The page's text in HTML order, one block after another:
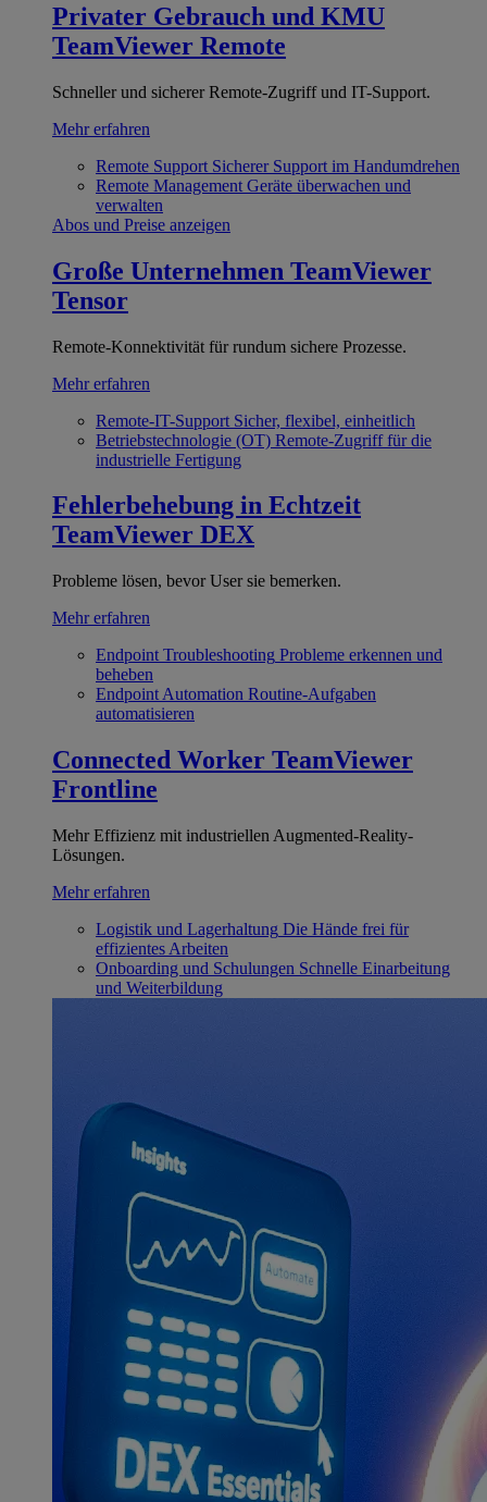
Privater Gebrauch und KMU
TeamViewer Remote
Schneller und sicherer Remote-Zugriff und IT-Support.
Mehr erfahren
Remote Support Sicherer Support im Handumdrehen
Remote Management Geräte überwachen und
verwalten
Abos und Preise anzeigen
Große Unternehmen TeamViewer
Tensor
Remote-Konnektivität für rundum sichere Prozesse.
Mehr erfahren
Remote-IT-Support Sicher, flexibel, einheitlich
Betriebstechnologie (OT) Remote-Zugriff für die
industrielle Fertigung
Fehlerbehebung in Echtzeit
TeamViewer DEX
Probleme lösen, bevor User sie bemerken.
Mehr erfahren
Endpoint Troubleshooting Probleme erkennen und
beheben
Endpoint Automation Routine-Aufgaben
automatisieren
Connected Worker TeamViewer
Frontline
Mehr Effizienz mit industriellen Augmented-Reality-
Lösungen.
Mehr erfahren
Logistik und Lagerhaltung Die Hände frei für
effizientes Arbeiten
Onboarding und Schulungen Schnelle Einarbeitung
und Weiterbildung